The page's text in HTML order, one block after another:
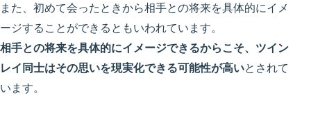
また、初めて会ったときから相手との将来を具体的にイメ
ージすることができるともいわれています。
相手との将来を具体的にイメージできるからこそ、ツイン
レイ同士はその思いを現実化できる可能性が高いとされて
います。